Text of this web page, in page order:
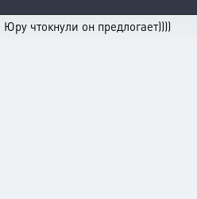
чтокнули он предлогает))))